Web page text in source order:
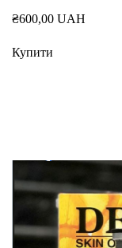
₴600,00 UAH
Купити